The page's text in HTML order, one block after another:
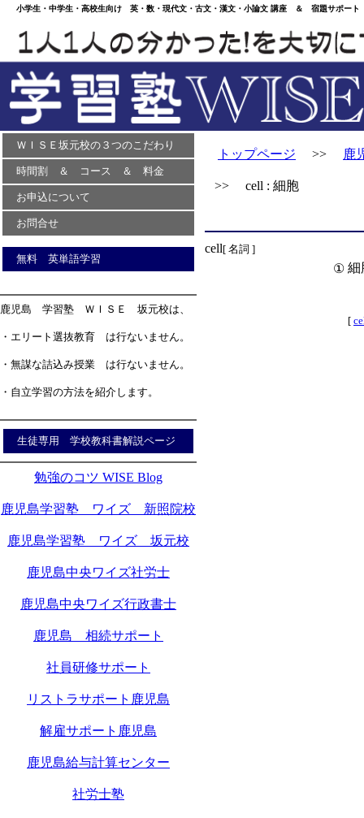
小学生・中学生・高校生向け 英・数・現代文・古文・漢文・小論文 講座 ＆ 宿題サポー
ＷＩＳＥ坂元校の３つのこだわり
時間割 ＆ コース ＆ 料金
お申込について
お問合せ
無料 英単語学習
鹿児島 学習塾 ＷＩＳＥ 坂元校は、
・エリート選抜教育 は行ないません。
・無謀な詰込み授業 は行ないません。
・自立学習の方法を紹介します。
生徒専用 学校教科書解説ページ
勉強のコツ WISE Blog
鹿児島学習塾 ワイズ 新照院校
鹿児島学習塾 ワイズ 坂元校
鹿児島中央ワイズ社労士
鹿児島中央ワイズ行政書士
鹿児島 相続サポート
社員研修サポート
リストラサポート鹿児島
解雇サポート鹿児島
鹿児島給与計算センター
社労士塾
トップページ >> 鹿
>> cell : 細胞
cell[ 名詞 ]
① 細
[